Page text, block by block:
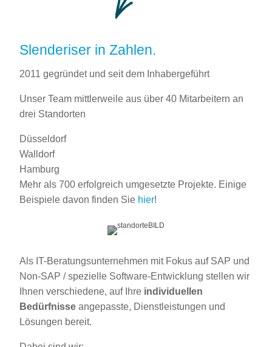
Slenderiser in Zahlen.
2011 gegründet und seit dem Inhabergeführt
Unser Team mittlerweile aus über 40 Mitarbeitern an
drei Standorten
Düsseldorf
Walldorf
Hamburg
Mehr als 700 erfolgreich umgesetzte Projekte. Einige
Beispiele davon finden Sie hier!
Als IT-Beratungsunternehmen mit Fokus auf SAP und
Non-SAP / spezielle Software-Entwicklung stellen wir
Ihnen verschiedene, auf Ihre individuellen
Bedürfnisse angepasste, Dienstleistungen und
Lösungen bereit.